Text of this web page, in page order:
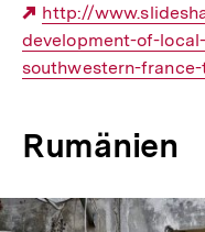
Externer
Link:
http://
development-of-
southwestern-
Rumänien